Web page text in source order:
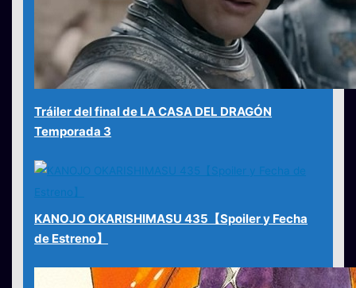
Tráiler del final de LA CASA DEL DRAGÓN
Temporada 3
KANOJO OKARISHIMASU 435【Spoiler y Fecha
de Estreno】